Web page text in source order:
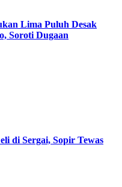
Lima Puluh Desak
Soroti Dugaan
di Sergai, Sopir Tewas